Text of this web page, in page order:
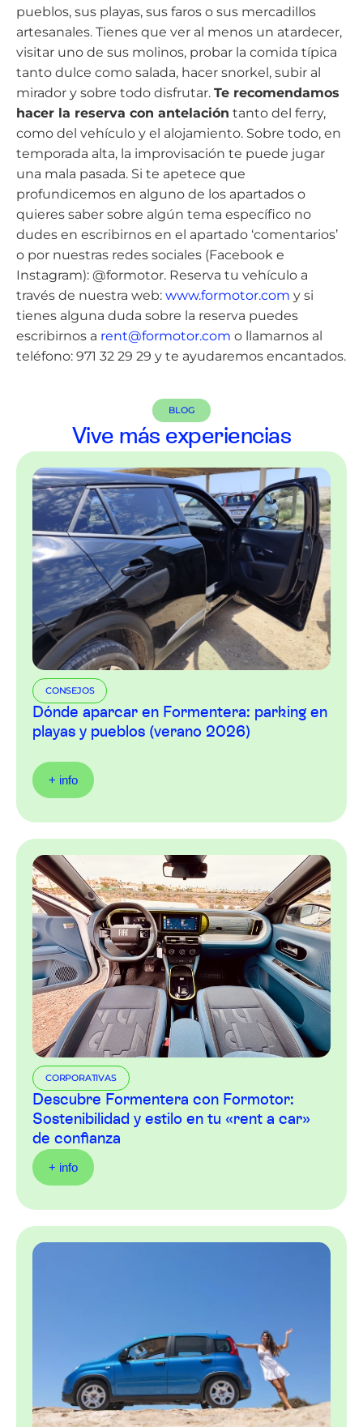
pueblos, sus playas, sus faros o sus mercadillos
artesanales. Tienes que ver al menos un atardecer,
visitar uno de sus molinos, probar la comida típica
tanto dulce como salada, hacer snorkel, subir al
mirador y sobre todo disfrutar. Te recomendamos
hacer la reserva con antelación tanto del ferry,
como del vehículo y el alojamiento. Sobre todo, en
temporada alta, la improvisación te puede jugar
una mala pasada. Si te apetece que
profundicemos en alguno de los apartados o
quieres saber sobre algún tema específico no
dudes en escribirnos en el apartado ‘comentarios’
o por nuestras redes sociales (Facebook e
Instagram): @formotor. Reserva tu vehículo a
través de nuestra web: www.formotor.com y si
tienes alguna duda sobre la reserva puedes
escribirnos a rent@formotor.com o llamarnos al
teléfono: 971 32 29 29 y te ayudaremos encantados.
BLOG
Vive más experiencias
CONSEJOS
Dónde aparcar en Formentera: parking en
playas y pueblos (verano 2026)
+ info
CORPORATIVAS
Descubre Formentera con Formotor:
Sostenibilidad y estilo en tu «rent a car»
de confianza
+ info